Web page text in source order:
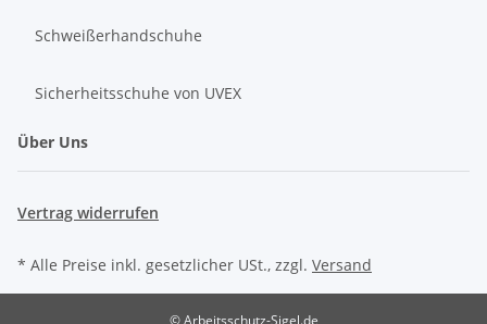
Schweißerhandschuhe
Sicherheitsschuhe von UVEX
Über Uns
Vertrag widerrufen
* Alle Preise inkl. gesetzlicher USt., zzgl. Versand
© Arbeitsschutz-Sigel.de